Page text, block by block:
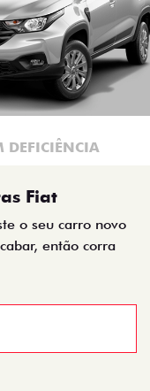
DEFICIÊNCIA
Fiat
o seu carro novo
então corra